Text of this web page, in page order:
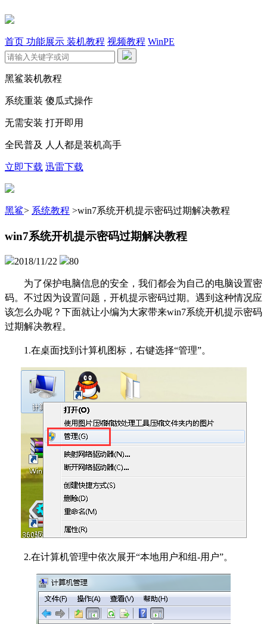
首页 功能展示 装机教程 视频教程 WinPE
黑鲨装机教程
系统重装 傻瓜式操作
无需安装 打开即用
全民普及 人人都是装机高手
立即下载 迅雷下载
黑鲨> 系统教程 >win7系统开机提示密码过期解决教程
win7系统开机提示密码过期解决教程
2018/11/22 80
为了保护电脑信息的安全，我们都会为自己的电脑设置密
码。不过因为设置问题，开机提示密码过期。遇到这种情况应
该怎么办呢？下面就让小编为大家带来win7系统开机提示密码
过期解决教程。
1.在桌面找到计算机图标，右键选择“管理”。
2.在计算机管理中依次展开“本地用户和组-用户”。